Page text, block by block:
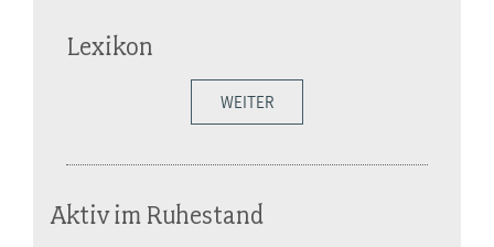
Lexikon
WEITER
Aktiv im Ruhestand